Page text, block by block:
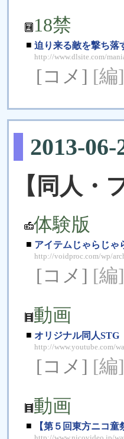
18禁
■ 迫り来る敵を撃ち落
http://www.dlsite.com/
[コメ] [編]
2013-06-
【同人・
体験版
■ アイテムじゃらじ
http://voidproc.com/wp/
[コメ] [編]
動画
■ オリジナル同人STG
http://www.youtube.com/
[コメ] [編]
動画
■ 【第５回東方ニコ